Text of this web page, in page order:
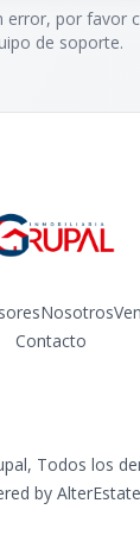
error, por favor
de soporte.
Nosotros
Contacto
, Todos los
by AlterEstate